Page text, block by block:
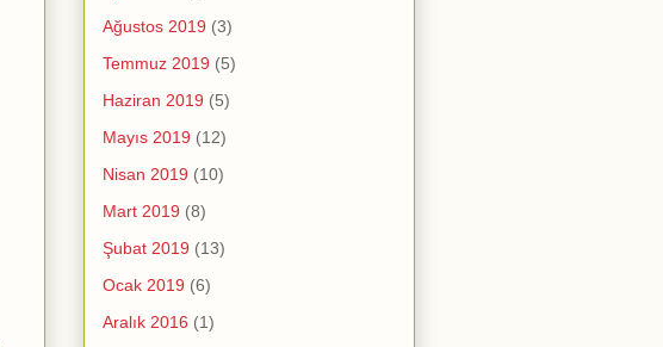
Ağustos 2019 (3)
Temmuz 2019 (5)
Haziran 2019 (5)
Mayıs 2019 (12)
Nisan 2019 (10)
Mart 2019 (8)
Şubat 2019 (13)
Ocak 2019 (6)
Aralık 2016 (1)